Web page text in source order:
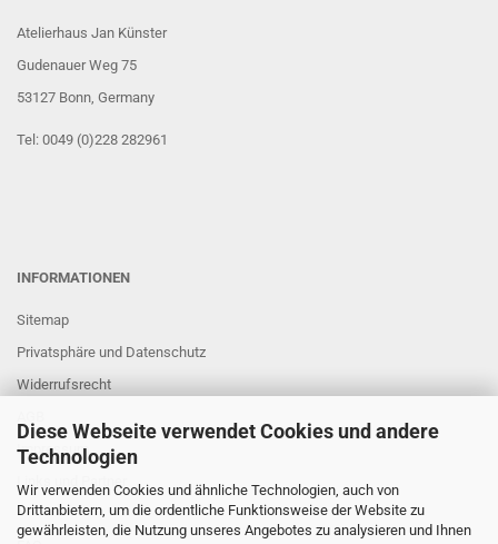
Diese Webseite verwendet Cookies und andere
Technologien
Wir verwenden Cookies und ähnliche Technologien, auch von
Drittanbietern, um die ordentliche Funktionsweise der Website zu
gewährleisten, die Nutzung unseres Angebotes zu analysieren und Ihnen
Atelierhaus Jan Künster
Gudenauer Weg 75
53127 Bonn, Germany
Tel: 0049 (0)228 282961
INFORMATIONEN
Sitemap
Privatsphäre und Datenschutz
Widerrufsrecht
Impressum
Links und Partner